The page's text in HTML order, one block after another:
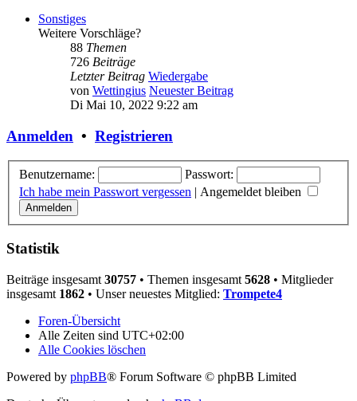
Sonstiges
Weitere Vorschläge?
88 Themen
726 Beiträge
Letzter Beitrag Wiedergabe
von Wettingius Neuester Beitrag
Di Mai 10, 2022 9:22 am
Anmelden • Registrieren
Benutzername:
Passwort:
Ich habe mein Passwort vergessen | Angemeldet bleiben
Statistik
Beiträge insgesamt 30757 • Themen insgesamt 5628 • Mitglieder
insgesamt 1862 • Unser neuestes Mitglied: Trompete4
Foren-Übersicht
Alle Zeiten sind UTC+02:00
Alle Cookies löschen
Powered by phpBB® Forum Software © phpBB Limited